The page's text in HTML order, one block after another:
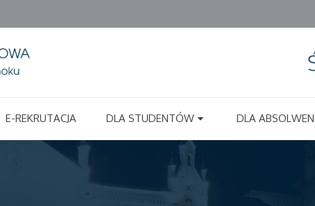
E-REKRUTACJA DLA STUDENTÓW DLA